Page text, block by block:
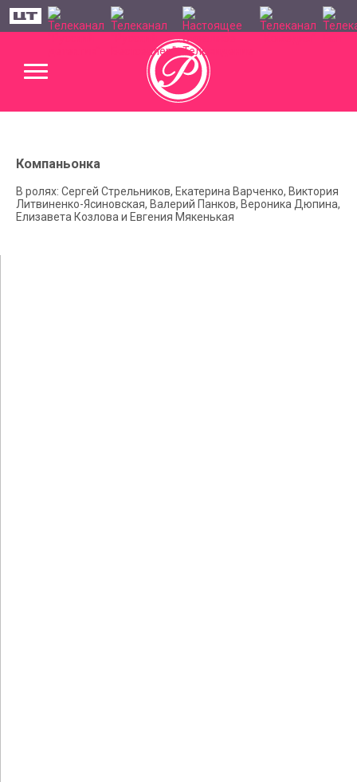
Компаньонка
В ролях: Сергей Стрельников, Екатерина Варченко, Виктория
Литвиненко-Ясиновская, Валерий Панков, Вероника Дюпина,
Елизавета Козлова и Евгения Мякенькая